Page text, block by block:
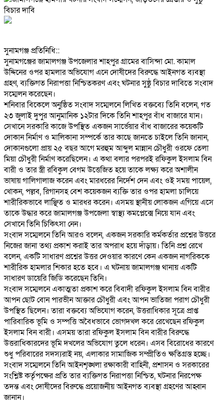
‎সুনামগঞ্জ প্রতিনিধি::
‎সুনামগঞ্জের জামালগঞ্জ উপজেলার শাহপুর গ্রামের বাসিন্দা মো. কামাল
উদ্দিনের ওপর হামলার অভিযোগ এনে দোষীদের বিরুদ্ধে আইনগত ব্যবস্থা
গ্রহণ, ব্যক্তিগত নিরাপত্তা নিশ্চিতকরণ এবং ঘটনার সুষ্ঠু বিচার দাবিতে সংবাদ
সম্মেলন করেছেন।
‎শনিবার বিকেলে অনুষ্ঠিত সংবাদ সম্মেলনে লিখিত বক্তব্যে তিনি বলেন, গত
২৩ জুলাই দুপুর আনুমানিক ১২টার দিকে তিনি শাহপুর বাঁধ বাজারে যান।
সেখানে সরকারি কাজে উপস্থিত একজন সার্ভেয়ার বাঁধ বাজারের কয়েকটি
দোকান নির্মাণ ও মালিকানা সম্পর্কে তার কাছে জানতে চাইলে তিনি জানান,
দোকানগুলো প্রায় ২৫ বছর আগে মরহুম আব্দুল মান্নান চৌধুরী ওরফে তেলা
মিয়া চৌধুরী নির্মাণ করেছিলেন। এ কথা বলার পরপরই রফিকুল ইসলাম বিন
বারী ও তার স্ত্রী রবিকুল বেগম উত্তেজিত হয়ে তাকে লক্ষ্য করে অশালীন
ভাষায় গালিগালাজ করেন এবং মারধরের নির্দেশ দেন এবং ওই সময় পায়েল,
খোকন, পল্লব, রিগানসহ বেশ কয়েকজন ব্যক্তি তার ওপর হামলা চালিয়ে
শারীরিকভাবে লাঞ্ছিত ও মারধর করেন। এসময় স্থানীয় লোকজন এগিয়ে এসে
তাকে উদ্ধার করে জামালগঞ্জ উপজেলা স্বাস্থ্য কমপ্লেক্সে নিয়ে যান এবং
সেখানে তিনি চিকিৎসা নেন।
‎সংবাদ সম্মেলনে তিনি আরও বলেন, একজন সরকারি কর্মকর্তার প্রশ্নের উত্তরে
নিজের জানা তথ্য প্রকাশ করাই তার অপরাধ হয়ে দাঁড়ায়। তিনি প্রশ্ন রেখে
বলেন, একটি সাধারণ প্রশ্নের উত্তর দেওয়ার কারণে কেন একজন নাগরিককে
শারীরিক হামলার শিকার হতে হবে। এ ঘটনায় জামালগঞ্জ থানায় একটি
সাধারণ ডায়েরি জিডি করেছেন তিনি।
‎সংবাদ সম্মেলনে একাত্মতা প্রকাশ করে বিবাদী রফিকুল ইসলাম বিন বারীর
আপন ছোট বোন পারভীন আক্তার চৌধুরী এবং আপন ভাতিজা পরাগ চৌধুরী
উপস্থিত ছিলেন। তারা বক্তব্যে অভিযোগ করেন, উত্তরাধিকার সূত্রে প্রাপ্ত
পারিবারিক ভূমি ও সম্পত্তি অবৈধভাবে ভোগদখল করে রেখেছেন রফিকুল
ইসলাম বিন বারী। এসময় তারা রফিকুল ইসলাম বিন বারীর বিরুদ্ধে
উত্তরাধিকারদের ভূমি দখলের অভিযোগ তুলে ধরেন। এসব বিরোধের কারণে
শুধু পরিবারের সদস্যরাই নয়, এলাকার সামাজিক সম্প্রীতিও ক্ষতিগ্রস্ত হচ্ছে।
‎সংবাদ সম্মেলনে তিনি আইনশৃঙ্খলা রক্ষাকারী বাহিনী, প্রশাসন ও সরকারের
সংশ্লিষ্ট কর্তৃপক্ষের প্রতি তার ব্যক্তিগত নিরাপত্তা নিশ্চিত, ঘটনার নিরপেক্ষ
তদন্ত এবং দোষীদের বিরুদ্ধে প্রয়োজনীয় আইনগত ব্যবস্থা গ্রহণের আহ্বান
জানান।